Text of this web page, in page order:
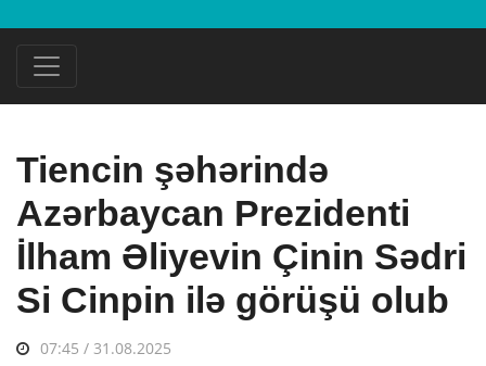
Tiencin şəhərində
Azərbaycan Prezidenti
İlham Əliyevin Çinin Sədri
Si Cinpin ilə görüşü olub
07:45 / 31.08.2025